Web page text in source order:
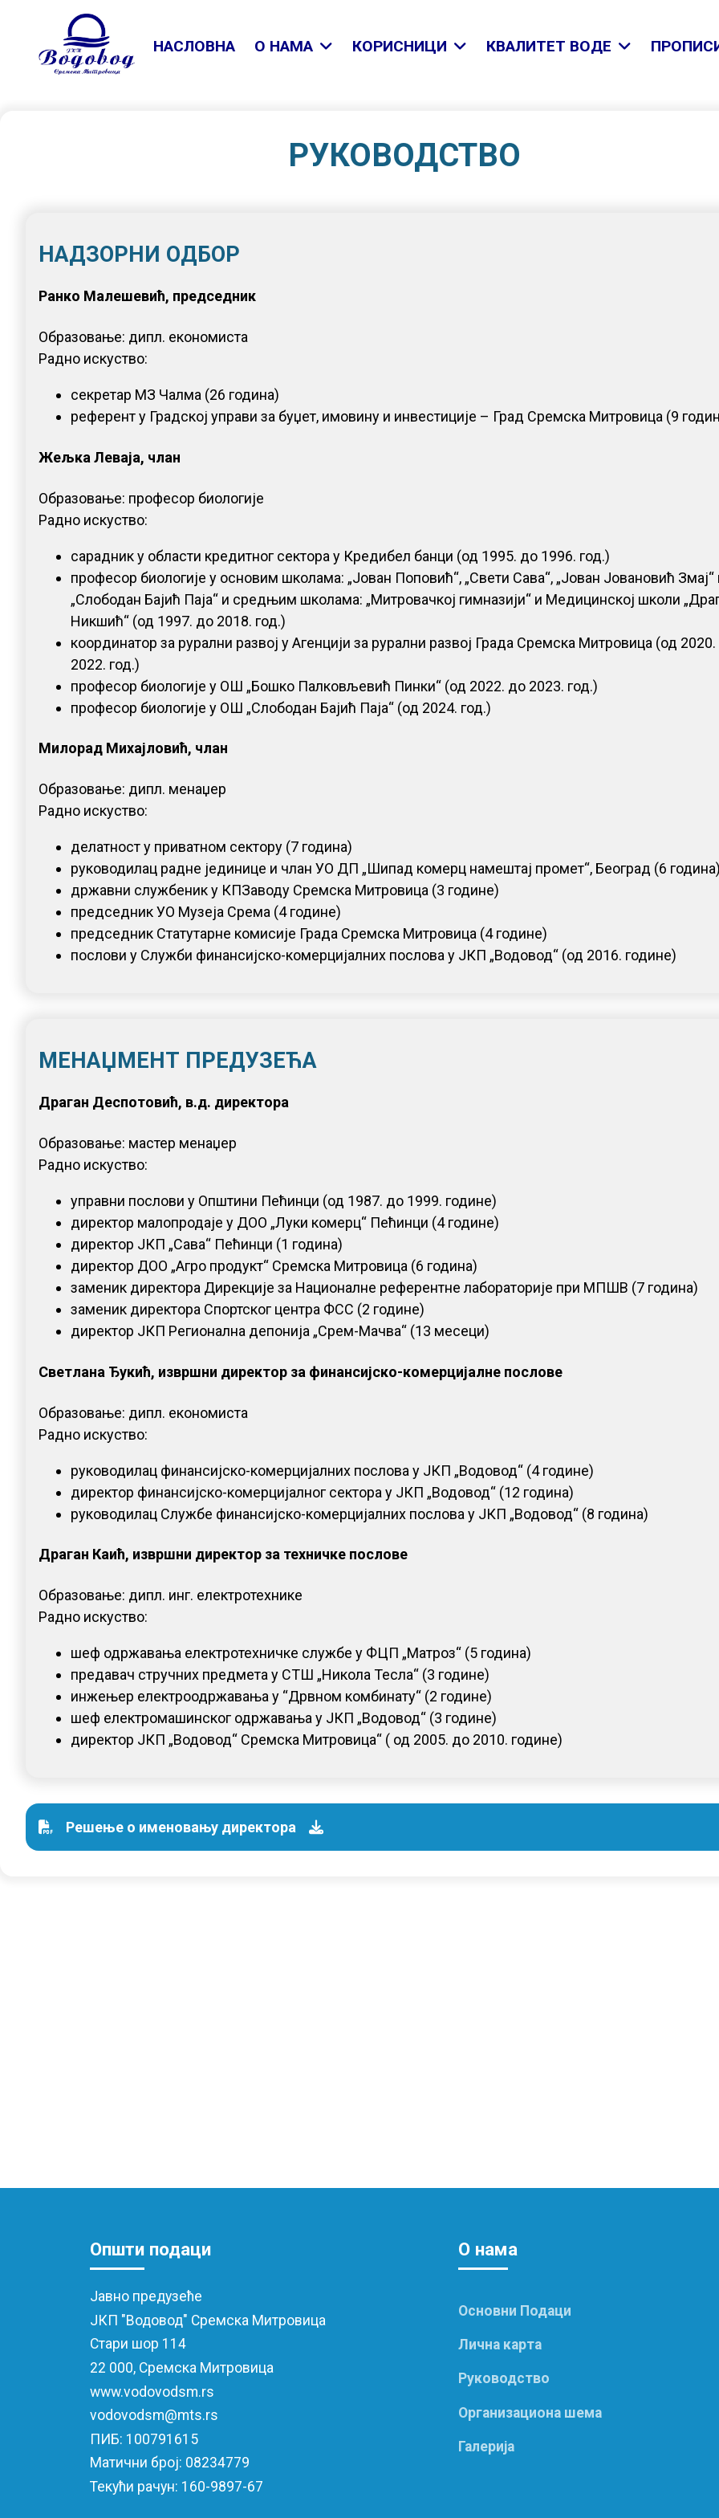
НАСЛОВНА O НАМА КОРИСНИЦИ КВАЛИТЕТ ВОДЕ
РУКОВОДСТВО
НАДЗОРНИ ОДБОР
Ранко Малешевић, председник
Образовање: дипл. економиста
Радно искуство:
секретар МЗ Чалма (26 година)
референт у Градској управи за буџет, имовину и инвестиције – Град Сремска Митровица (9
Жељка Леваја, члан
Образовање: професор биологије
Радно искуство:
сарадник у области кредитног сектора у Кредибел банци (од 1995. до 1996. год.)
професор биологије у основим школама: „Јован Поповић“, „Свети Сава“, „Јован Јовановић Змај“
„Слободан Бајић Паја“ и средњим школама: „Митровачкој гимназији“ и Медицинској школи
Никшић“ (од 1997. до 2018. год.)
координатор за рурални развој у Агенцији за рурални развој Града Сремска Митровица (од
2022. год.)
професор биологије у ОШ „Бошко Палковљевић Пинки“ (од 2022. до 2023. год.)
професор биологије у ОШ „Слободан Бајић Паја“ (од 2024. год.)
Милорад Михајловић, члан
Образовање: дипл. менаџер
Радно искуство:
делатност у приватном сектору (7 година)
руководилац радне јединице и члан УО ДП „Шипад комерц намештај промет“, Београд (6
државни службеник у КПЗаводу Сремска Митровица (3 године)
председник УО Музеја Срема (4 године)
председник Статутарне комисије Града Сремска Митровица (4 године)
послови у Служби финансијско-комерцијалних послова у ЈКП „Водовод“ (од 2016. године)
МЕНАЏМЕНТ ПРЕДУЗЕЋА
Драган Деспотовић, в.д. директора
Образовање: мастер менаџер
Радно искуство:
управни послови у Општини Пећинци (од 1987. до 1999. године)
директор малопродаје у ДОО „Луки комерц“ Пећинци (4 године)
директор ЈКП „Сава“ Пећинци (1 година)
директор ДОО „Агро продукт“ Сремска Митровица (6 година)
заменик директора Дирекције за Националне референтне лабораторије при МПШВ (7 година)
заменик директора Спортског центра ФСС (2 године)
директор ЈКП Регионална депонија „Срем-Мачва“ (13 месеци)
Светлана Ђукић, извршни директор за финансијско-комерцијалне послове
Образовање: дипл. економиста
Радно искуство:
руководилац финансијско-комерцијалних послова у ЈКП „Водовод“ (4 године)
директор финансијско-комерцијалног сектора у ЈКП „Водовод“ (12 година)
руководилац Службе финансијско-комерцијалних послова у ЈКП „Водовод“ (8 година)
Драган Каић, извршни директор за техничке послове
Образовање: дипл. инг. електротехнике
Радно искуство:
шеф одржавања електротехничке службе у ФЦП „Матроз“ (5 година)
предавач стручних предмета у СТШ „Никола Тесла“ (3 године)
инжењер електроодржавања у “Дрвном комбинату“ (2 године)
шеф електромашинског одржавања у ЈКП „Водовод“ (3 године)
директор ЈКП „Водовод“ Сремска Митровица“ ( од 2005. до 2010. године)
Решење o именовању директора
Општи подаци
Јавно предузеће
ЈКП "Водовод" Сремскa Митровицa
Стари шор 114
22 000, Сремска Митровица
www.vodovodsm.rs
vodovodsm@mts.rs
ПИБ: 100791615
Матични број: 08234779
Текући рачун: 160-9897-67
О нама
Основни Подаци
Лична карта
Руководство
Организациона шема
Галерија